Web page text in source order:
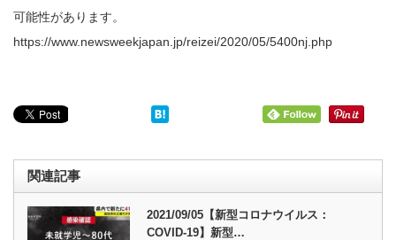
可能性があります。
https://www.newsweekjapan.jp/reizei/2020/05/5400nj.php
関連記事
2021/09/05【新型コロナウイルス：
COVID-19】新型…